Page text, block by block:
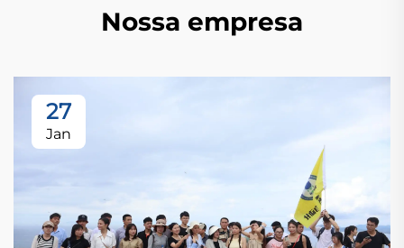
Nossa empresa
27
Jan